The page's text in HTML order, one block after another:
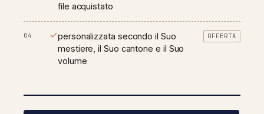
file acquistato
04
personalizzata secondo il Suo
mestiere, il Suo cantone e il Suo
volume
OFFERTA